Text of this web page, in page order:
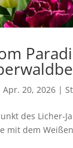
Apr. 20, 2026 |
des Licher-
mit dem